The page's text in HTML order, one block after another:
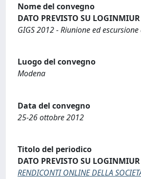
Nome del convegno
DATO PREVISTO SU LOGINMIUR
GIGS 2012 - Riunione ed
Luogo del convegno
Modena
Data del convegno
25-26 ottobre 2012
Titolo del periodico
DATO PREVISTO SU LOGINMIUR
RENDICONTI ONLINE DELLA